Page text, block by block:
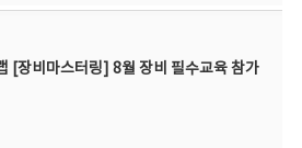
[장비마스터링] 8월 장비 필수교육 참가